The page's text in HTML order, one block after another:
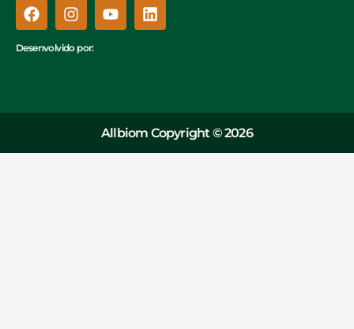
Desenvolvido por:
Allbiom Copyright © 2026